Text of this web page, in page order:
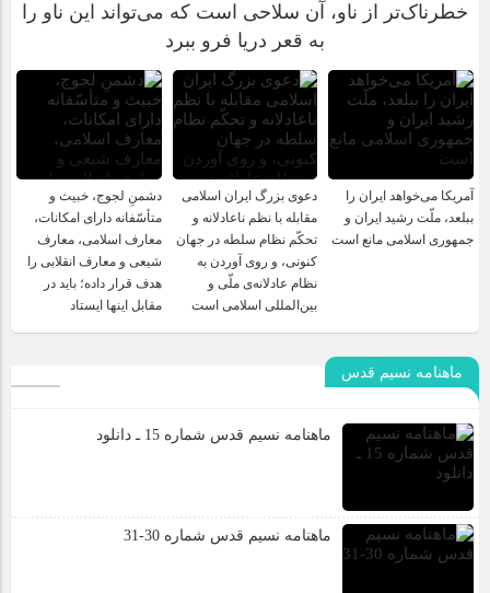
خطرناک‌تر از ناو، آن سلاحی است که می‌تواند این ناو را
به قعر دریا فرو ببرد
آمریکا می‌خواهد ایران را
ببلعد، ملّت رشید ایران و
جمهوری اسلامی مانع است
دعوی بزرگ ایران اسلامی
مقابله با نظم ناعادلانه و
تحکّم نظام سلطه در جهان
کنونی، و روی آوردن به
نظام عادلانه‌ی ملّی و
بین‌المللی اسلامی است
دشمنِ لجوج، خبیث و
متأسّفانه دارای امکانات،
معارف اسلامی، معارف
شیعی و معارف انقلابی را
هدف قرار داده؛ باید در
مقابل اینها ایستاد
ماهنامه نسیم قدس
ماهنامه نسیم قدس شماره 15 ـ دانلود
ماهنامه نسیم قدس شماره 30-31